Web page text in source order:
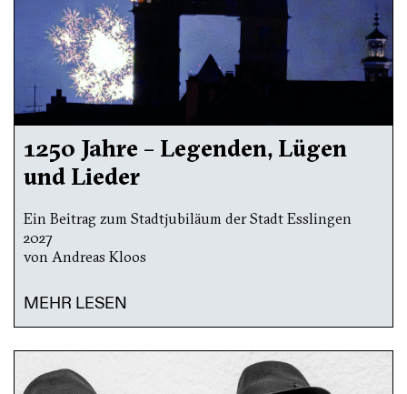
1250 Jahre – Legenden, Lügen
und Lieder
Ein Beitrag zum Stadtjubiläum der Stadt Esslingen
2027
von Andreas Kloos
MEHR LESEN